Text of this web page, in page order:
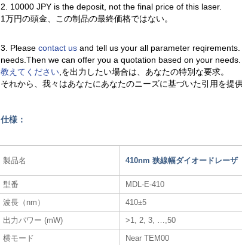
2. 10000 JPY is the deposit, not the final price of this laser.
1万円の頭金、この制品の最終価格ではない。
3. Pleasecontact usand tell us your all parameter
needs.Then we can offer you a quotation based on your needs.
教えてください ,を出力したい場合は、あなたの特別な要求。
それから、我々はあなたにあなたのニーズに基づいた引用を提
仕様：
製品名 410nm 狭線幅ダイオードレーザ
型番
MDL-E-410
波長（nm）
410±5
出力パワー (mW)
>1, 2, 3, …,50
横モード
Near TEM00